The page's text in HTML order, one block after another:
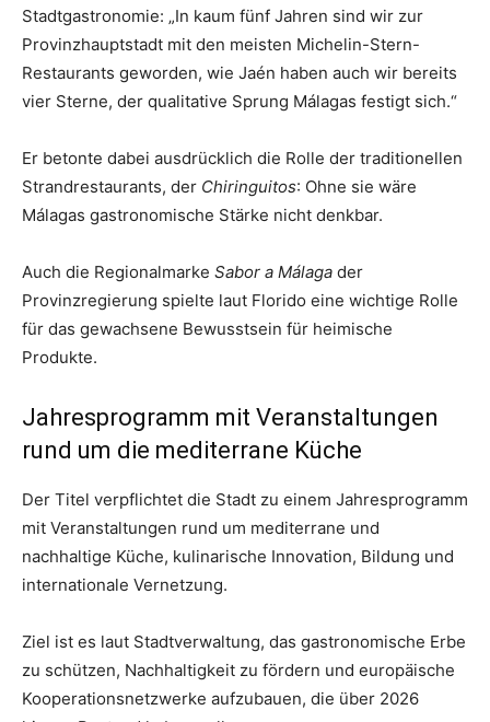
Stadtgastronomie: „In kaum fünf Jahren sind wir zur
Provinzhauptstadt mit den meisten Michelin-Stern-
Restaurants geworden, wie Jaén haben auch wir bereits
vier Sterne, der qualitative Sprung Málagas festigt sich.“
Er betonte dabei ausdrücklich die Rolle der traditionellen
Strandrestaurants, der Chiringuitos: Ohne sie wäre
Málagas gastronomische Stärke nicht denkbar.
Auch die Regionalmarke Sabor a Málaga der
Provinzregierung spielte laut Florido eine wichtige Rolle
für das gewachsene Bewusstsein für heimische
Produkte.
Jahresprogramm mit Veranstaltungen
rund um die mediterrane Küche
Der Titel verpflichtet die Stadt zu einem Jahresprogramm
mit Veranstaltungen rund um mediterrane und
nachhaltige Küche, kulinarische Innovation, Bildung und
internationale Vernetzung.
Ziel ist es laut Stadtverwaltung, das gastronomische Erbe
zu schützen, Nachhaltigkeit zu fördern und europäische
Kooperationsnetzwerke aufzubauen, die über 2026